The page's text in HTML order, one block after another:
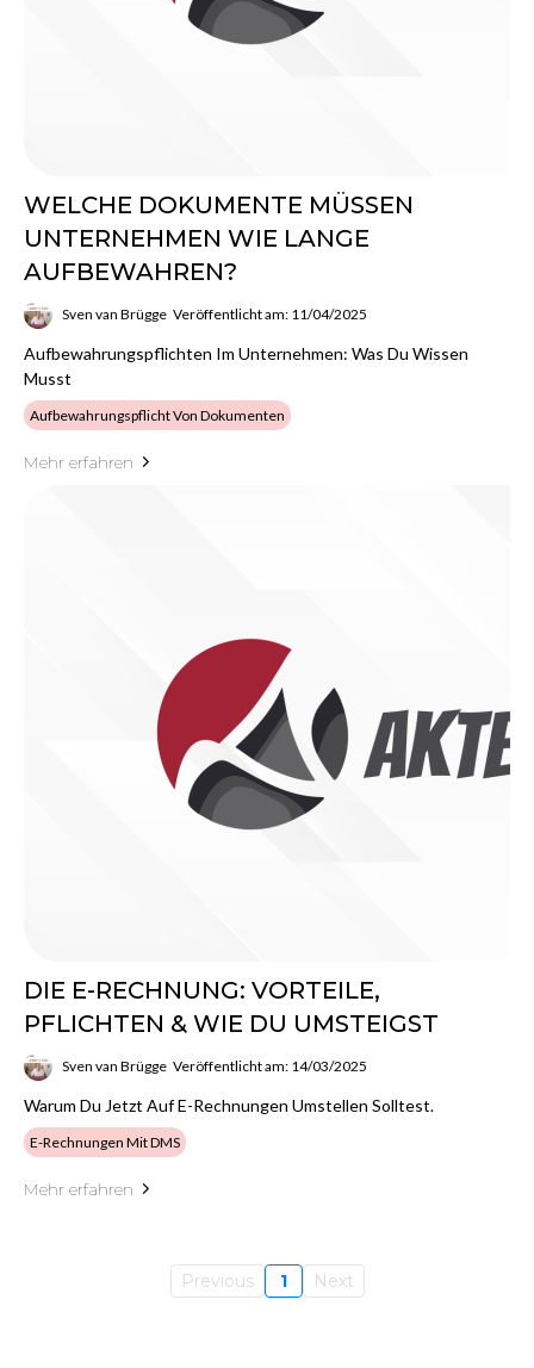
WELCHE DOKUMENTE MÜSSEN
UNTERNEHMEN WIE LANGE
AUFBEWAHREN?
Sven van Brügge Veröffentlicht am: 11/04/2025
Aufbewahrungspflichten Im Unternehmen: Was Du Wissen
Musst
Aufbewahrungspflicht Von Dokumenten
Mehr erfahren
DIE E-RECHNUNG: VORTEILE,
PFLICHTEN & WIE DU UMSTEIGST
Sven van Brügge Veröffentlicht am: 14/03/2025
Warum Du Jetzt Auf E-Rechnungen Umstellen Solltest.
E-Rechnungen Mit DMS
Mehr erfahren
Previous 1 Next